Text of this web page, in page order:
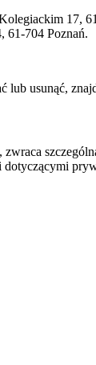
17,
61-704 Poznań.
lub usunąć,